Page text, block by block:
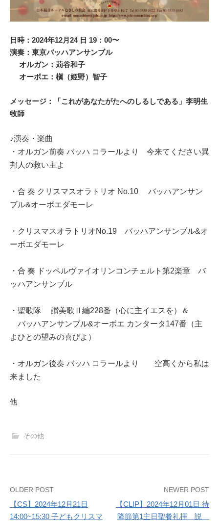
日時：2024年12月24 日 19：00〜
演奏：東京バッハアンサンブル
オルガン：苅谷和子
オーボエ：槇（姫野）智子
メッセージ：「これがあなたがたへのしるしである」李明生
牧師
♪演奏・楽曲
・オルガン前奏 バッハ コラールより 今来てください異
邦人の救い主よ
・合 奏 クリスマスオラトリオ No.10 バッハアンサン
ブル&オーボエダモーレ
・クリスマスオラトリオNo.19 バッハアンサンブル&オ
ーボエダモーレ
・合 奏 ドッペルヴァイオリンコンチェルト第2楽章 バ
ッハアンサンブル
・聖歌隊 讃美歌Ⅱ編228番（心に主イエスを）＆
バッハアンサンブル&オーボエ カンタータ147番（主
よひとの望みの喜びよ）
・オルガン後奏 バッハ コラールより 空高くから私は
来ました
他
その他
Post
navigation
OLDER POST
【CS】2024年12月21日
14:00~15:30 子どもクリスマ
NEWER POST
【CLIP】2024年12月01日 待
降節第1主日聖餐礼拝 説